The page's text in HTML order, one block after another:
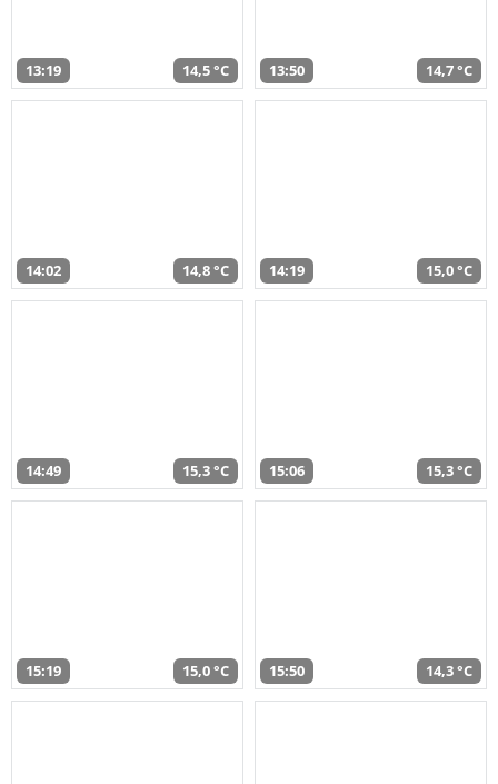
13:19 14,5 °C 13:50 14,7 °C
14:02 14,8 °C 14:19 15,0 °C
14:49 15,3 °C 15:06 15,3 °C
15:19 15,0 °C 15:50 14,3 °C